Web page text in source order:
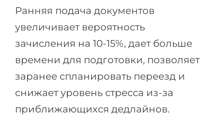
Ранняя подача документов
увеличивает вероятность
зачисления на 10-15%, дает больше
времени для подготовки, позволяет
заранее спланировать переезд и
снижает уровень стресса из-за
приближающихся дедлайнов.